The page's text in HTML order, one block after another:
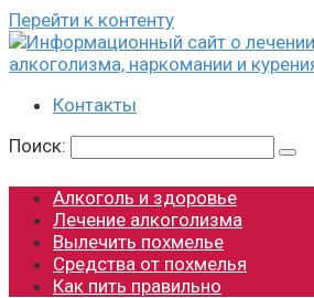
Перейти к контенту
Контакты
Поиск:
Алкоголь и здоровье
Лечение алкоголизма
Вылечить похмелье
Средства от похмелья
Как пить правильно